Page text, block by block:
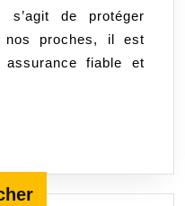
s’agit de protéger
proches, il est
fiable et